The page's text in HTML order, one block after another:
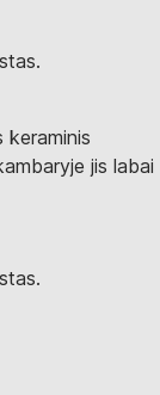
keraminis
jis labai